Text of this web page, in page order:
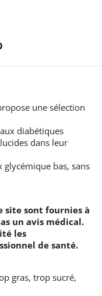
une sélection
diabétiques
dans leur
glycémique bas, sans
site sont fournies à
un avis médical.
les
de santé.
gras, trop sucré,